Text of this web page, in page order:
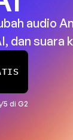
audio
dan suara
5 di G2